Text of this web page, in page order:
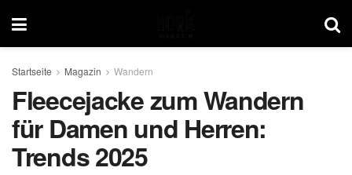
Startseite Magazin Wandern
Fleecejacke zum Wandern
für Damen und Herren:
Trends 2025